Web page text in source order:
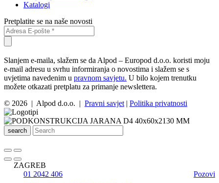
Katalogi
Pretplatite se na naše novosti
Slanjem e-maila, slažem se da Alpod – Europod d.o.o. koristi moju
e-mail adresu u svrhu informiranja o novostima i slažem se s
uvjetima navedenim u pravnom savjetu. U bilo kojem trenutku
možete otkazati pretplatu za primanje newslettera.
© 2026 | Alpod d.o.o. | Pravni savjet | Politika privatnosti
search
ZAGREB
01 2042 406
Pozovi